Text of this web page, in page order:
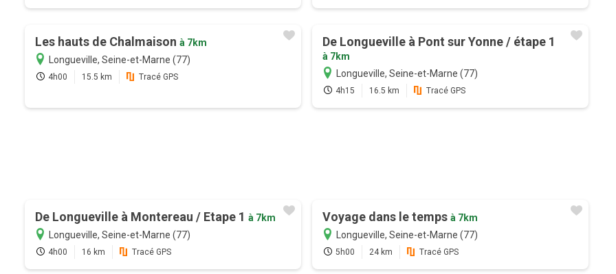
Les hauts de Chalmaison à 7km
Longueville, Seine-et-Marne (77)
4h00 15.5 km Tracé GPS
De Longueville à Pont sur Yonne / étape 1
à 7km
Longueville, Seine-et-Marne (77)
4h15 16.5 km Tracé GPS
De Longueville à Montereau / Etape 1 à 7km
Longueville, Seine-et-Marne (77)
4h00 16 km Tracé GPS
Voyage dans le temps à 7km
Longueville, Seine-et-Marne (77)
5h00 24 km Tracé GPS